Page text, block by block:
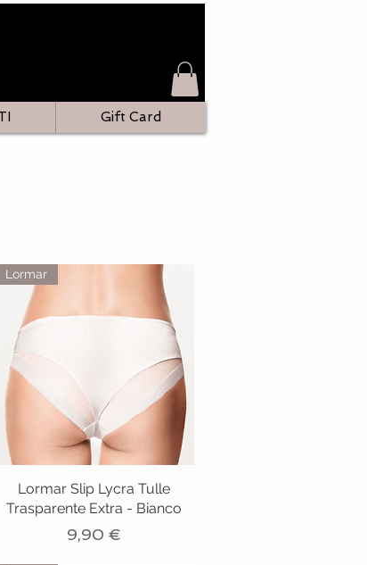
Gift Card
Lormar
Lormar Slip Lycra Tulle
Trasparente Extra - Bianco
Prezzo
9,90 €